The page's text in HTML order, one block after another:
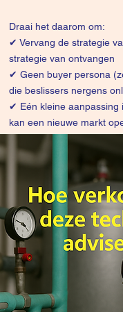
Draai het daarom om:
✔ Vervang de strategie
strategie van ontvangen
✔ Geen buyer persona
die beslissers nergens
✔ Eén kleine aanpassing
kan een nieuwe markt